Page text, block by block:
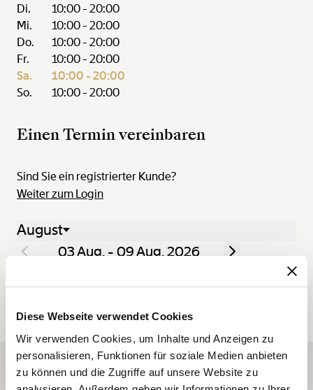
Diese Webseite verwendet Cookies
Wir verwenden Cookies, um Inhalte und Anzeigen zu
personalisieren, Funktionen für soziale Medien anbieten
zu können und die Zugriffe auf unsere Website zu
Di.
10:00 - 20:00
Mi.
10:00 - 20:00
Do.
10:00 - 20:00
Fr.
10:00 - 20:00
Sa.
10:00 - 20:00
So.
10:00 - 20:00
Einen Termin vereinbaren
Sind Sie ein registrierter Kunde?
Weiter zum Login
August
03 Aug. - 09 Aug. 2026
03 04 05 06 07 08 09